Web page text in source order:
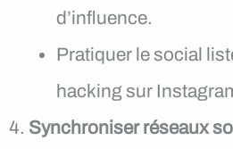
d’influence.
Pratiquer le social
hacking sur
Synchroniser réseaux